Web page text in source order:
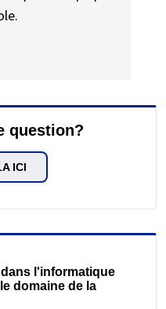
question?
ICI
l'informatique
domaine de la